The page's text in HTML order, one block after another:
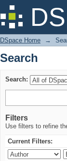
Search
DSpace Home →
Search
Search:
Filters
Use filters to refine
Current Filters: